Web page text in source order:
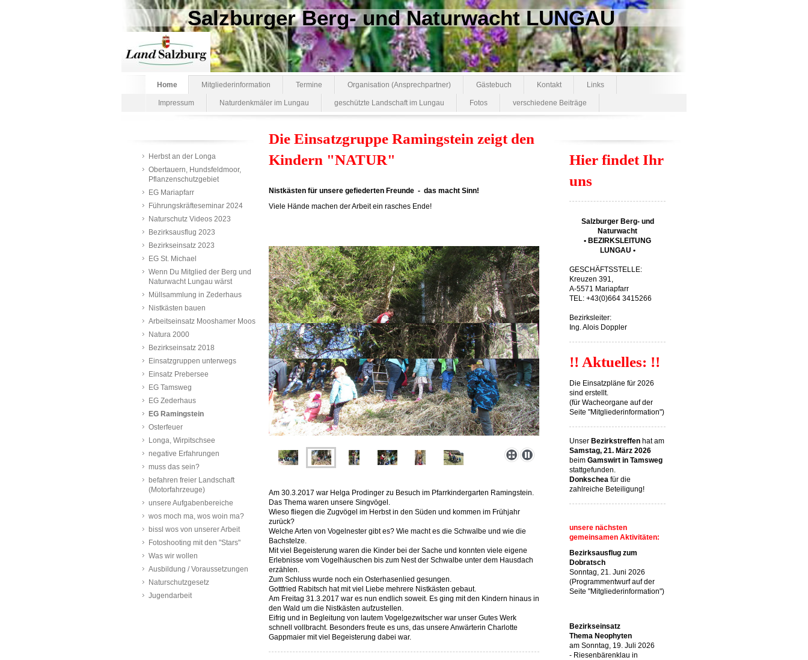
Salzburger Berg- und Naturwacht LUNGAU
Home Mitgliederinformation Termine Organisation (Ansprechpartner) Gästebuch Kontakt Links
Impressum Naturdenkmäler im Lungau geschützte Landschaft im Lungau Fotos verschiedene Beiträge
Herbst an der Longa
Obertauern, Hundsfeldmoor,
Pflanzenschutzgebiet
EG Mariapfarr
Führungskräfteseminar 2024
Naturschutz Videos 2023
Bezirksausflug 2023
Bezirkseinsatz 2023
EG St. Michael
Wenn Du Mitglied der Berg und
Naturwacht Lungau wärst
Müllsammlung in Zederhaus
Nistkästen bauen
Arbeitseinsatz Mooshamer Moos
Natura 2000
Bezirkseinsatz 2018
Einsatzgruppen unterwegs
Einsatz Prebersee
EG Tamsweg
EG Zederhaus
EG Ramingstein
Osterfeuer
Longa, Wirpitschsee
negative Erfahrungen
muss das sein?
befahren freier Landschaft
(Motorfahrzeuge)
unsere Aufgabenbereiche
wos moch ma, wos woin ma?
bissl wos von unserer Arbeit
Fotoshooting mit den "Stars"
Was wir wollen
Ausbildung / Voraussetzungen
Naturschutzgesetz
Jugendarbeit
Die Einsatzgruppe Ramingstein zeigt den
Kindern "NATUR"
Nistkästen für unsere gefiederten Freunde - das macht Sinn!
Viele Hände machen der Arbeit ein rasches Ende!
Am 30.3.2017 war Helga Prodinger zu Besuch im Pfarrkindergarten Ramingstein.
Das Thema waren unsere Singvögel.
Wieso fliegen die Zugvögel im Herbst in den Süden und kommen im Frühjahr
zurück?
Welche Arten von Vogelnester gibt es? Wie macht es die Schwalbe und wie die
Bachstelze.
Mit viel Begeisterung waren die Kinder bei der Sache und konnten viele eigene
Erlebnisse vom Vogelhäuschen bis zum Nest der Schwalbe unter dem Hausdach
erzählen.
Zum Schluss wurde noch ein Osterhasenlied gesungen.
Gottfried Rabitsch hat mit viel Liebe mehrere Nistkästen gebaut.
Am Freitag 31.3.2017 war es nun endlich soweit. Es ging mit den Kindern hinaus in
den Wald um die Nistkästen aufzustellen.
Eifrig und in Begleitung von lautem Vogelgezwitscher war unser Gutes Werk
schnell vollbracht. Besonders freute es uns, das unsere Anwärterin Charlotte
Gappmaier mit viel Begeisterung dabei war.
Hier findet Ihr
uns
Salzburger Berg- und
Naturwacht
• BEZIRKSLEITUNG
LUNGAU •
GESCHÄFTSSTELLE:
Kreuzen 391,
A-5571 Mariapfarr
TEL: +43(0)664 3415266
Bezirksleiter:
Ing. Alois Doppler
!! Aktuelles: !!
Die Einsatzpläne für 2026
sind erstellt.
(für Wacheorgane auf der
Seite "Mitgliederinformation")
Unser Bezirkstreffen hat am
Samstag, 21. März 2026
beim Gamswirt in Tamsweg
stattgefunden.
Donkschea für die
zahlreiche Beteiligung!
unsere nächsten
gemeinsamen Aktivitäten:
Bezirksausflug zum
Dobratsch
Sonntag, 21. Juni 2026
(Programmentwurf auf der
Seite "Mitgliederinformation")
Bezirkseinsatz
Thema Neophyten
am Sonntag, 19. Juli 2026
- Riesenbärenklau in